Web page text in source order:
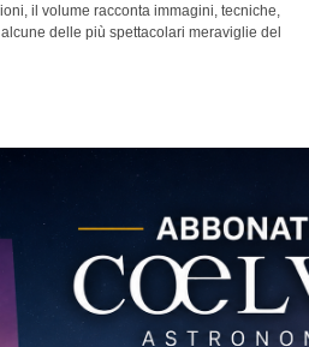
il volume racconta immagini, tecniche,
delle più spettacolari meraviglie del